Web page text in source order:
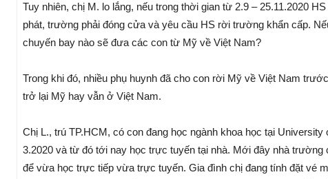
Tuy nhiên, chị M. lo lắng, nếu trong thời gian từ 2.9 – 25.11.2020
phát, trường phải đóng cửa và yêu cầu HS rời trường khẩn cấp.
chuyến bay nào sẽ đưa các con từ Mỹ về Việt Nam?
Trong khi đó, nhiều phụ huynh đã cho con rời Mỹ về Việt Nam
trở lại Mỹ hay vẫn ở Việt Nam.
Chị L., trú TP.HCM, có con đang học ngành khoa học tại
3.2020 và từ đó tới nay học trực tuyến tại nhà. Mới đây nhà
để vừa học trực tiếp vừa trực tuyến. Gia đình chị đang tính đặt vé